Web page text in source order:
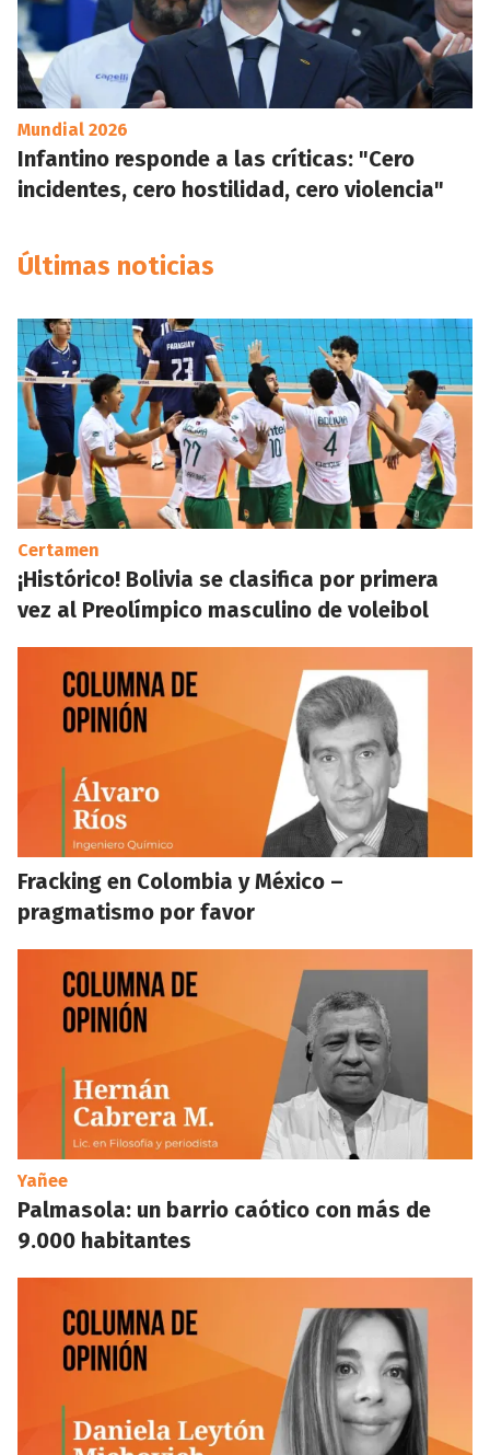
Mundial 2026
Infantino responde a las críticas: "Cero
incidentes, cero hostilidad, cero violencia"
Últimas noticias
Certamen
¡Histórico! Bolivia se clasifica por primera
vez al Preolímpico masculino de voleibol
Fracking en Colombia y México –
pragmatismo por favor
Yañee
Palmasola: un barrio caótico con más de
9.000 habitantes